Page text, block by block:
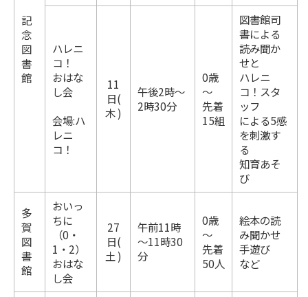
記
念
図
書
館
ハレニ
コ！
おはな
し会
会場:ハ
レニ
コ！
11
日(
木 )
午後2時～
2時30分
0歳
～
先着
15組
図書館司
書による
読み聞か
せと
ハレニ
コ！スタ
ッフ
による5感
を刺激す
る
知育あそ
び
多
賀
図
書
館
おいっ
ちに
（0・
1・2）
おはな
し会
27
日(
土 )
午前11時
～11時30
分
0歳
～
先着
50人
絵本の読
み聞かせ
手遊び
など